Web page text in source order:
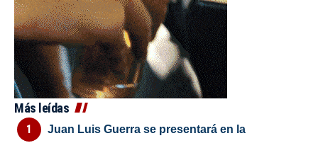
Más leídas
Juan Luis Guerra se presentará en la